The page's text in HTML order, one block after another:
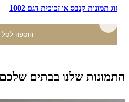
זוג תמונות קנבס או זכוכית דגם 1002
הוספה לסל
התמונות שלנו בבתים שלכם